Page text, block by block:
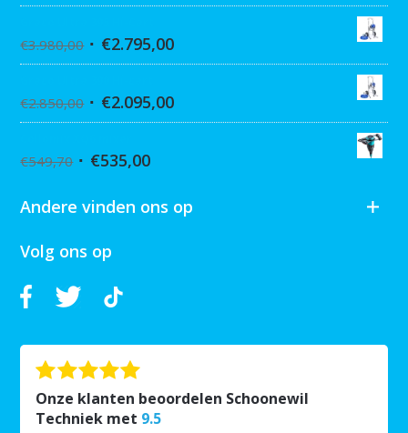
€3.980,00 €2.795,00
€2.850,00 €2.095,00
€549,70 €535,00
Andere vinden ons op
Volg ons op
Onze klanten beoordelen Schoonewil
Techniek met 9.5